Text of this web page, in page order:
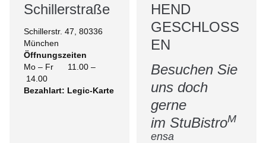
Schillerstraße
Schillerstr. 47, 80336
München
Öffnungszeiten
Mo – Fr 11.00 –
14.00
Bezahlart: Legic-Karte
HEND
GESCHLOSS
EN
Besuchen Sie
uns doch
gerne
im StuBistroM
ensa